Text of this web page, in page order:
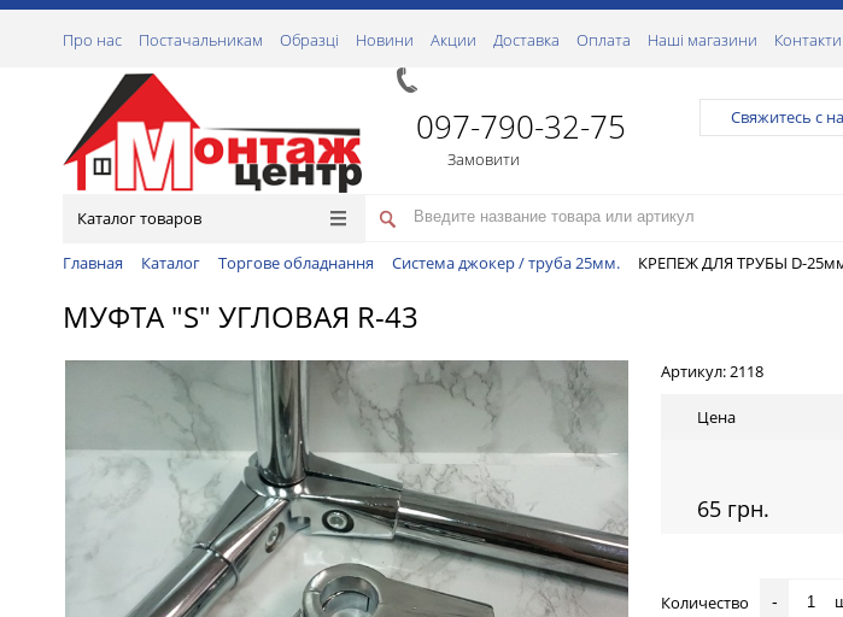
Про нас Постачальникам Образці Новини Акции Доставка Оплата Наші магазини Контакти
097-790-32-75
Замовити
Свяжитесь с
Каталог товаров
Главная Каталог Торгове обладнання Система джокер / труба 25мм. КРЕПЕЖ ДЛЯ ТРУБЫ D-
МУФТА "S" УГЛОВАЯ R-43
Артикул:2118
Цена
65 грн.
Количество -